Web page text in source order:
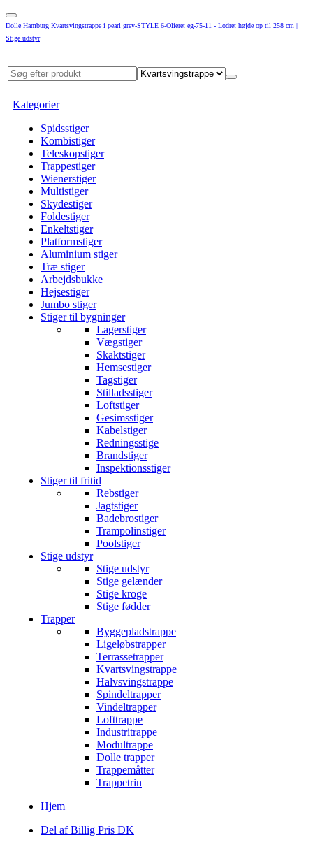
Dolle Hamburg Kvartsvingstrappe i pearl grey-STYLE 6-Olieret eg-75-11 - Lodret højde op til 258 cm |
Stige udstyr
Kategorier
Spidsstiger
Kombistiger
Teleskopstiger
Trappestiger
Wienerstiger
Multistiger
Skydestiger
Foldestiger
Enkeltstiger
Platformstiger
Aluminium stiger
Træ stiger
Arbejdsbukke
Hejsestiger
Jumbo stiger
Stiger til bygninger
Lagerstiger
Vægstiger
Skaktstiger
Hemsestiger
Tagstiger
Stilladsstiger
Loftstiger
Gesimsstiger
Kabelstiger
Redningsstige
Brandstiger
Inspektionsstiger
Stiger til fritid
Rebstiger
Jagtstiger
Badebrostiger
Trampolinstiger
Poolstiger
Stige udstyr
Stige udstyr
Stige gelænder
Stige kroge
Stige fødder
Trapper
Byggepladstrappe
Ligeløbstrapper
Terrassetrapper
Kvartsvingstrappe
Halvsvingstrappe
Spindeltrapper
Vindeltrapper
Lofttrappe
Industritrappe
Modultrappe
Dolle trapper
Trappemåtter
Trappetrin
Hjem
Del af Billig Pris DK